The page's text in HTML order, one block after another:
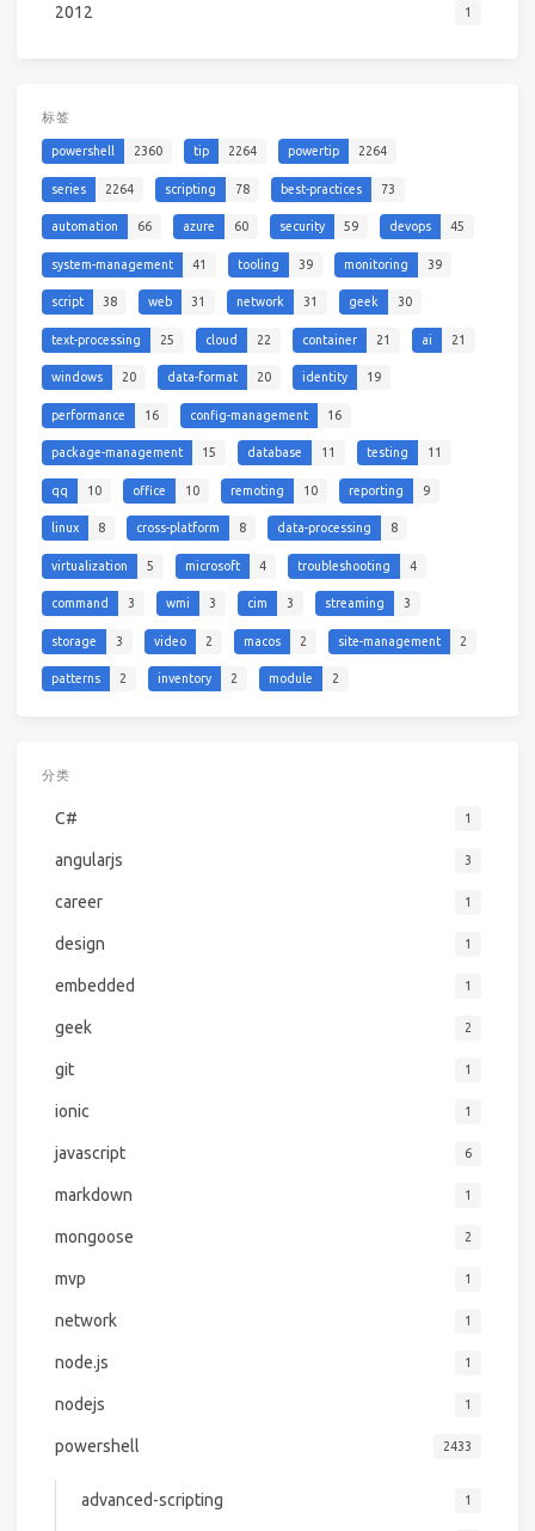
2012 1
标签
powershell 2360 tip 2264 powertip 2264
series 2264 scripting 78 best-practices 73
automation 66 azure 60 security 59 devops 45
system-management 41 tooling 39 monitoring 39
script 38 web 31 network 31 geek 30
text-processing 25 cloud 22 container 21 ai 21
windows 20 data-format 20 identity 19
performance 16 config-management 16
package-management 15 database 11 testing 11
qq 10 office 10 remoting 10 reporting 9
linux 8 cross-platform 8 data-processing 8
virtualization 5 microsoft 4 troubleshooting 4
command 3 wmi 3 cim 3 streaming 3
storage 3 video 2 macos 2 site-management 2
patterns 2 inventory 2 module 2
分类
C# 1
angularjs 3
career 1
design 1
embedded 1
geek 2
git 1
ionic 1
javascript 6
markdown 1
mongoose 2
mvp 1
network 1
node.js 1
nodejs 1
powershell 2433
advanced-scripting 1